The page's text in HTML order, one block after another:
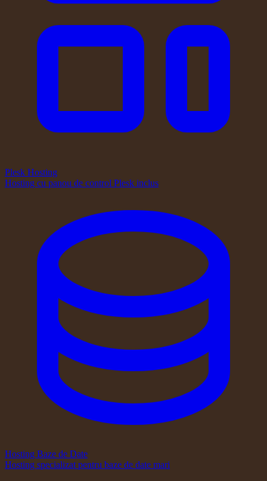
Plesk Hosting
Hosting cu panou de control Plesk inclus
Hosting Baze de Date
Hosting specializat pentru baze de date mari